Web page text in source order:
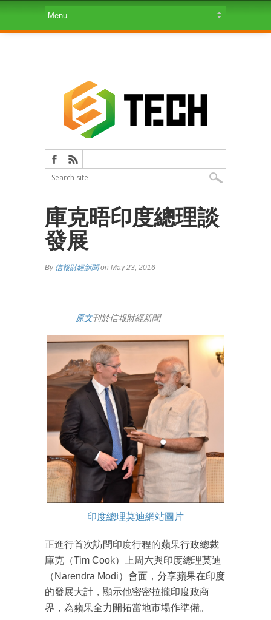
庫克晤印度總理談
發展
By 信報財經新聞on May 23, 2016
原文刊於信報財經新聞
印度總理莫迪網站圖片
正進行首次訪問印度行程的蘋果行政總裁
庫克（Tim Cook）上周六與印度總理莫迪
（Narendra Modi）會面，分享蘋果在印度
的發展大計，顯示他密密拉攏印度政商
界，為蘋果全力開拓當地市場作準備。